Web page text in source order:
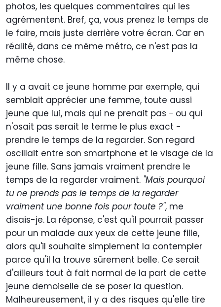
photos, les quelques commentaires qui les
agrémentent. Bref, ça, vous prenez le temps de
le faire, mais juste derrière votre écran. Car en
réalité, dans ce même métro, ce n'est pas la
même chose.
Il y a avait ce jeune homme par exemple, qui
semblait apprécier une femme, toute aussi
jeune que lui, mais qui ne prenait pas − ou qui
n'osait pas serait le terme le plus exact −
prendre le temps de la regarder. Son regard
oscillait entre son smartphone et le visage de la
jeune fille. Sans jamais vraiment prendre le
temps de la regarder vraiment. "Mais pourquoi
tu ne prends pas le temps de la regarder
vraiment une bonne fois pour toute ?", me
disais-je. La réponse, c'est qu'il pourrait passer
pour un malade aux yeux de cette jeune fille,
alors qu'il souhaite simplement la contempler
parce qu'il la trouve sûrement belle. Ce serait
d'ailleurs tout à fait normal de la part de cette
jeune demoiselle de se poser la question.
Malheureusement, il y a des risques qu'elle tire